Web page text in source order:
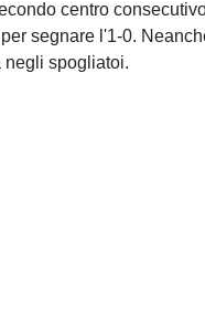
centro
segnare l'1-0.
negli spogliatoi.